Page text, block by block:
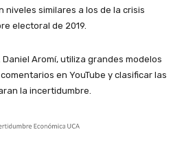
niveles similares a los de la crisis
electoral de 2019.
Aromí, utiliza grandes modelos
en YouTube y clasificar las
la incertidumbre.